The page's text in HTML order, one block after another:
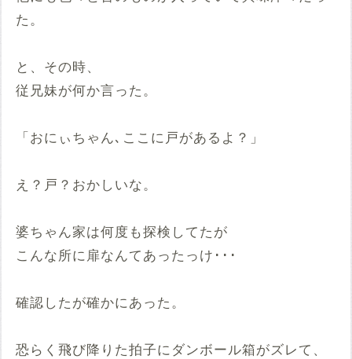
た。
と、その時、
従兄妹が何か言った。
「おにぃちゃん､ここに戸があるよ？」
え？戸？おかしいな。
婆ちゃん家は何度も探検してたが
こんな所に扉なんてあったっけ･･･
確認したが確かにあった。
恐らく飛び降りた拍子にダンボール箱がズレて、